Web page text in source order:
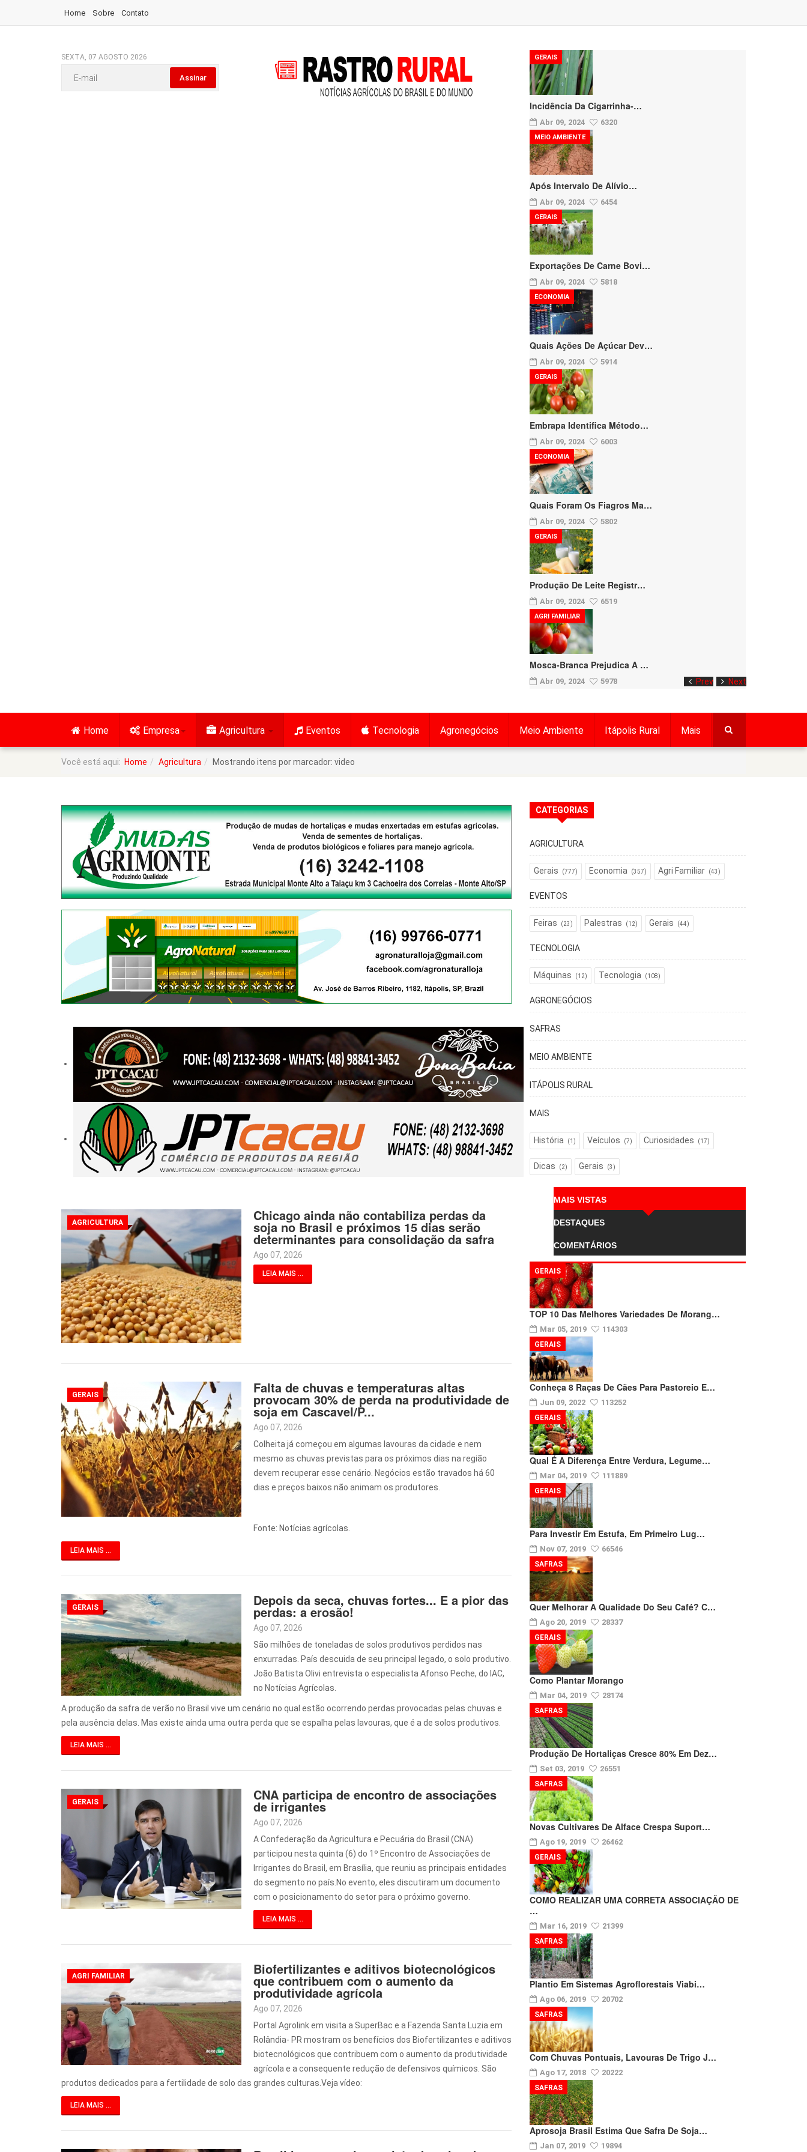
Home Sobre Contato
SEXTA, 07 AGOSTO 2026
Prev Next
Incidência Da Cigarrinha-…
Abr 09, 2024 6320
GERAIS
Após Intervalo De Alívio…
Abr 09, 2024 6454
MEIO AMBIENTE
Exportações De Carne Bovi…
Abr 09, 2024 5818
GERAIS
Quais Ações De Açúcar Dev…
Abr 09, 2024 5914
ECONOMIA
Embrapa Identifica Método…
Abr 09, 2024 6003
GERAIS
Quais Foram Os Fiagros Ma…
Abr 09, 2024 5802
ECONOMIA
Produção De Leite Registr…
Abr 09, 2024 6519
GERAIS
Mosca-Branca Prejudica A …
Abr 09, 2024 5978
AGRI FAMILIAR
Home Empresa Agricultura Eventos Tecnologia Agronegócios Meio Ambiente Itápolis Rural Mais
Você está aqui: Home Agricultura Mostrando itens por marcador: video
AGRICULTURA Chicago ainda não contabiliza perdas da
soja no Brasil e próximos 15 dias serão
determinantes para consolidação da safra
Ago 07, 2026
LEIA MAIS ...
GERAIS Falta de chuvas e temperaturas altas
provocam 30% de perda na produtividade de
soja em Cascavel/P...
Ago 07, 2026
Colheita já começou em algumas lavouras da cidade e nem
mesmo as chuvas previstas para os próximos dias na região
devem recuperar esse cenário. Negócios estão travados há 60
dias e preços baixos não animam os produtores.
Fonte: Notícias agrícolas.
LEIA MAIS ...
GERAIS Depois da seca, chuvas fortes... E a pior das
perdas: a erosão!
Ago 07, 2026
São milhões de toneladas de solos produtivos perdidos nas
enxurradas. País descuida de seu principal legado, o solo produtivo.
João Batista Olivi entrevista o especialista Afonso Peche, do IAC,
no Notícias Agrícolas.
A produção da safra de verão no Brasil vive um cenário no qual estão ocorrendo perdas provocadas pelas chuvas e
pela ausência delas. Mas existe ainda uma outra perda que se espalha pelas lavouras, que é a de solos produtivos.
LEIA MAIS ...
GERAIS CNA participa de encontro de associações
de irrigantes
Ago 07, 2026
A Confederação da Agricultura e Pecuária do Brasil (CNA)
participou nesta quinta (6) do 1º Encontro de Associações de
Irrigantes do Brasil, em Brasília, que reuniu as principais entidades
do segmento no país.No evento, eles discutiram um documento
com o posicionamento do setor para o próximo governo.
LEIA MAIS ...
AGRI FAMILIAR Biofertilizantes e aditivos biotecnológicos
que contribuem com o aumento da
produtividade agrícola
Ago 07, 2026
Portal Agrolink em visita a SuperBac e a Fazenda Santa Luzia em
Rolândia- PR mostram os benefícios dos Biofertilizantes e aditivos
biotecnológicos que contribuem com o aumento da produtividade
agrícola e a consequente redução de defensivos químicos. São
produtos dedicados para a fertilidade de solo das grandes culturas.Veja vídeo:
LEIA MAIS ...
CATEGORIAS
AGRICULTURA
Gerais (777) Economia (357) Agri Familiar (43)
EVENTOS
Feiras (23) Palestras (12) Gerais (44)
TECNOLOGIA
Máquinas (12) Tecnologia (108)
AGRONEGÓCIOS
SAFRAS
MEIO AMBIENTE
ITÁPOLIS RURAL
MAIS
História (1) Veículos (7) Curiosidades (17)
Dicas (2) Gerais (3)
MAIS VISTAS
DESTAQUES
COMENTÁRIOS
TOP 10 Das Melhores Variedades De Morang…
Mar 05, 2019 114303
GERAIS
Conheça 8 Raças De Cães Para Pastoreio E…
Jun 09, 2022 113252
GERAIS
Qual É A Diferença Entre Verdura, Legume…
Mar 04, 2019 111889
GERAIS
Para Investir Em Estufa, Em Primeiro Lug…
Nov 07, 2019 66546
GERAIS
Quer Melhorar A Qualidade Do Seu Café? C…
Ago 20, 2019 28337
SAFRAS
Como Plantar Morango
Mar 04, 2019 28174
GERAIS
Produção De Hortaliças Cresce 80% Em Dez…
Set 03, 2019 26551
SAFRAS
Novas Cultivares De Alface Crespa Suport…
Ago 19, 2019 26462
SAFRAS
COMO REALIZAR UMA CORRETA ASSOCIAÇÃO DE
…
Mar 16, 2019 21399
GERAIS
Plantio Em Sistemas Agroflorestais Viabi…
Ago 06, 2019 20702
SAFRAS
Com Chuvas Pontuais, Lavouras De Trigo J…
Ago 17, 2018 20222
SAFRAS
Aprosoja Brasil Estima Que Safra De Soja…
Jan 07, 2019 19894
SAFRAS